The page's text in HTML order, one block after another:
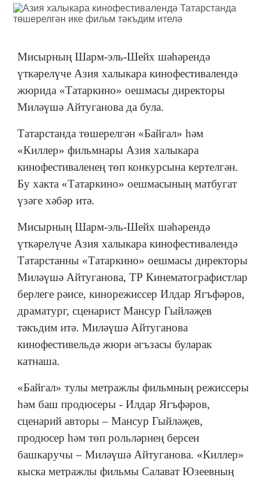
Мисырның Шарм-эль-Шейх шәһәрендә
үткәрелүче Азия халыкара кинофестивалендә
жюрида «Татаркино» оешмасы директоры
Миләүшә Айтуганова да була.
Татарстанда төшерелгән «Байгал» һәм
«Киллер» фильмнары Азия халыкара
кинофестиваленең төп конкурсына кертелгән.
Бу хакта «Татаркино» оешмасының матбугат
үзәге хәбәр итә.
Мисырның Шарм-эль-Шейх шәһәрендә
үткәрелүче Азия халыкара кинофестивалендә
Татарстанны «Татаркино» оешмасы директоры
Миләүшә Айтуганова, ТР Кинематографистлар
берлеге рәисе, кинорежиссер Илдар Ягъфәров,
драматург, сценарист Мансур Гыйләҗев
тәкъдим итә. Миләүшә Айтуганова
кинофестивельдә жюри әгъзасы буларак
катнаша.
«Байгал» тулы метражлы фильмның режиссеры
һәм баш продюсеры - Илдар Ягъфәров,
сценарий авторы – Мансур Гыйләҗев,
продюсер һәм төп рольләрнең берсен
башкаручы – Миләүшә Айтуганова. «Киллер»
кыска метражлы фильмы Салават Юзеевның